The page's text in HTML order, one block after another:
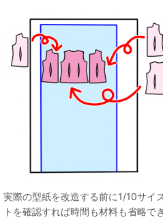
実際の型紙を改造する前に1/10サイ
トを確認すれば時間も材料も省略で